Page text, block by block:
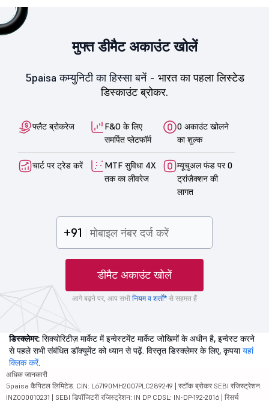
मुफ्त डीमैट अकाउंट खोलें
5paisa कम्युनिटी का हिस्सा बनें - भारत का पहला लिस्टेड
डिस्काउंट ब्रोकर.
फ्लैट ब्रोकरेज
F&O के लिए
समर्पित प्लेटफॉर्म
0 अकाउंट खोलने
का शुल्क
चार्ट पर ट्रेड करें
MTF सुविधा 4X
तक का लीवरेज
म्यूचुअल फंड पर 0
ट्रांज़ैक्शन की
लागत
+91
डीमैट अकाउंट खोलें
आगे बढ़ने पर, आप सभी नियम व शर्तों* से सहमत हैं
डिस्क्लेमर: सिक्योरिटीज़ मार्केट में इन्वेस्टमेंट मार्केट जोखिमों के अधीन है, इन्वेस्ट करने
से पहले सभी संबंधित डॉक्यूमेंट को ध्यान से पढ़ें. विस्तृत डिस्क्लेमर के लिए, कृपयायहां
क्लिक करें.
अधिक जानकारी
5paisa कैपिटल लिमिटेड. CIN: L67190MH2007PLC289249 | स्टॉक ब्रोकर SEBI रजिस्ट्रेशन:
INZ000010231 | SEBI डिपॉजिटरी रजिस्ट्रेशन: IN DP CDSL: IN-DP-192-2016 | रिसर्च